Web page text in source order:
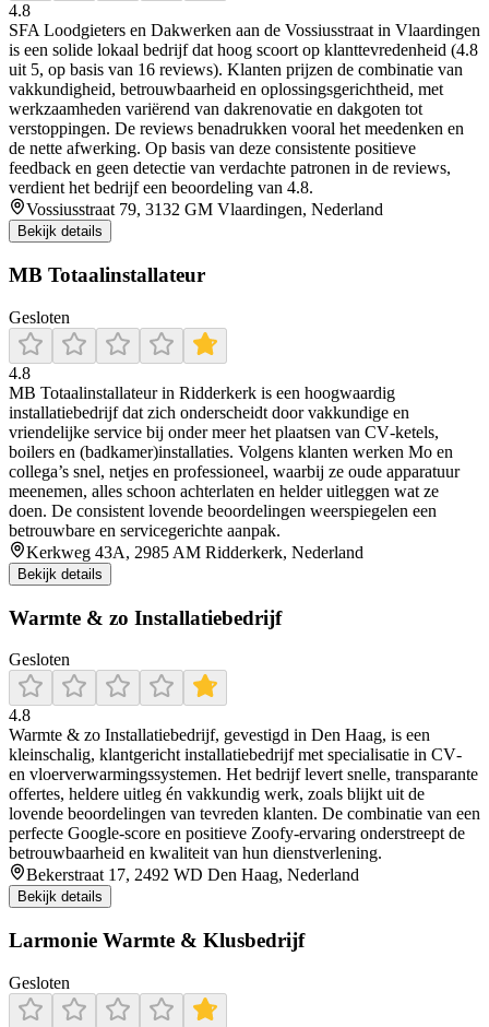
4.8
SFA Loodgieters en Dakwerken aan de Vossiusstraat in Vlaardingen
is een solide lokaal bedrijf dat hoog scoort op klanttevredenheid (4.8
uit 5, op basis van 16 reviews). Klanten prijzen de combinatie van
vakkundigheid, betrouwbaarheid en oplossingsgerichtheid, met
werkzaamheden variërend van dakrenovatie en dakgoten tot
verstoppingen. De reviews benadrukken vooral het meedenken en
de nette afwerking. Op basis van deze consistente positieve
feedback en geen detectie van verdachte patronen in de reviews,
verdient het bedrijf een beoordeling van 4.8.
Vossiusstraat 79, 3132 GM Vlaardingen, Nederland
Bekijk details
MB Totaalinstallateur
Gesloten
4.8
MB Totaalinstallateur in Ridderkerk is een hoogwaardig
installatiebedrijf dat zich onderscheidt door vakkundige en
vriendelijke service bij onder meer het plaatsen van CV‑ketels,
boilers en (badkamer)installaties. Volgens klanten werken Mo en
collega’s snel, netjes en professioneel, waarbij ze oude apparatuur
meenemen, alles schoon achterlaten en helder uitleggen wat ze
doen. De consistent lovende beoordelingen weerspiegelen een
betrouwbare en servicegerichte aanpak.
Kerkweg 43A, 2985 AM Ridderkerk, Nederland
Bekijk details
Warmte & zo Installatiebedrijf
Gesloten
4.8
Warmte & zo Installatiebedrijf, gevestigd in Den Haag, is een
kleinschalig, klantgericht installatiebedrijf met specialisatie in CV‑
en vloerverwarmingssystemen. Het bedrijf levert snelle, transparante
offertes, heldere uitleg én vakkundig werk, zoals blijkt uit de
lovende beoordelingen van tevreden klanten. De combinatie van een
perfecte Google‑score en positieve Zoofy‑ervaring onderstreept de
betrouwbaarheid en kwaliteit van hun dienstverlening.
Bekerstraat 17, 2492 WD Den Haag, Nederland
Bekijk details
Larmonie Warmte & Klusbedrijf
Gesloten